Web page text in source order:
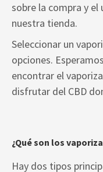
sobre la compra y el
nuestra tienda.
Seleccionar un
opciones.
encontrar el
disfrutar del CBD
¿Qué son los
Hay dos tipos